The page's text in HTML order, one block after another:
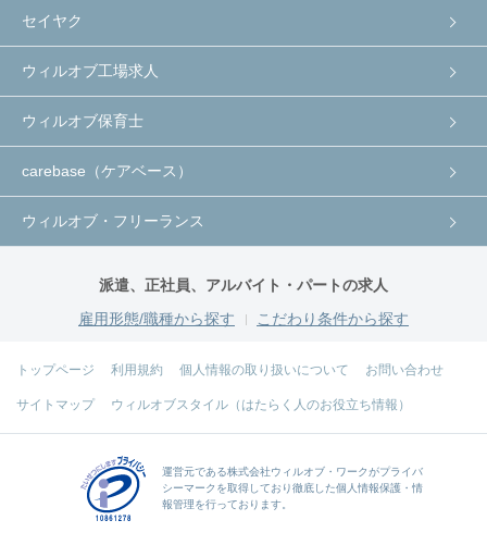
セイヤク
ウィルオブ工場求人
ウィルオブ保育士
carebase（ケアベース）
ウィルオブ・フリーランス
派遣、正社員、アルバイト・パートの求人
雇用形態/職種から探す
こだわり条件から探す
トップページ 利用規約 個人情報の取り扱いについて お問い合わせ
サイトマップ ウィルオブスタイル（はたらく人のお役立ち情報）
運営元である株式会社ウィルオブ・ワークがプライバ
シーマークを取得しており徹底した個人情報保護・情
報管理を行っております。